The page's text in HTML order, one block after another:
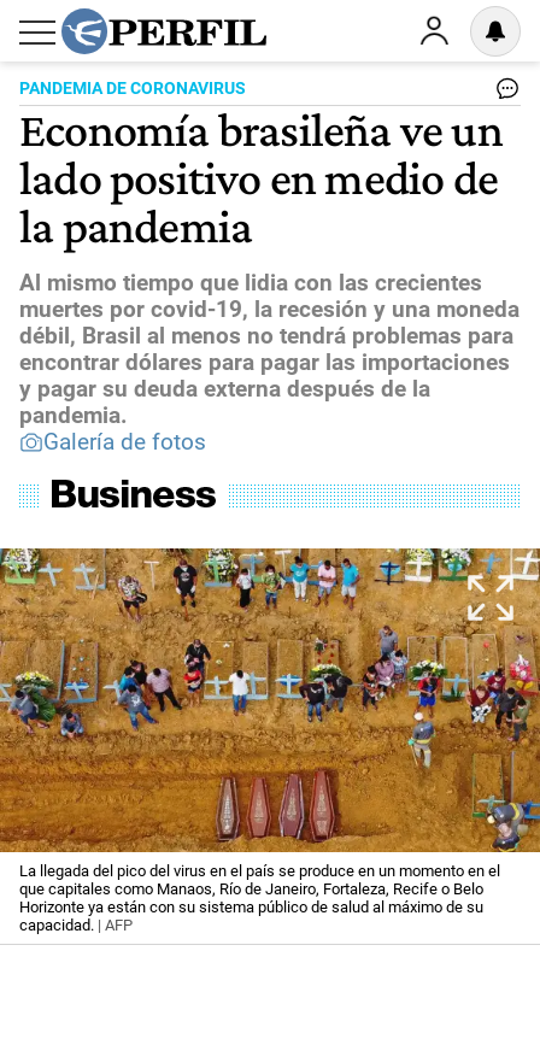
PANDEMIA DE CORONAVIRUS
Economía brasileña ve un
lado positivo en medio de
la pandemia
Al mismo tiempo que lidia con las crecientes
muertes por covid-19, la recesión y una moneda
débil, Brasil al menos no tendrá problemas para
encontrar dólares para pagar las importaciones
y pagar su deuda externa después de la
pandemia.
Galería de fotos
La llegada del pico del virus en el país se produce en un momento en el
que capitales como Manaos, Río de Janeiro, Fortaleza, Recife o Belo
Horizonte ya están con su sistema público de salud al máximo de su
capacidad. | AFP